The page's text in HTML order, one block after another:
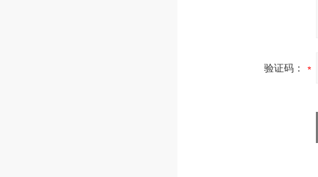
验证码：